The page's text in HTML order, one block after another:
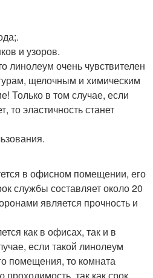
и узоров.
линолеум очень чувствителен
щелочным и химическим
Только в том случае, если
то эластичность станет
в офисном помещении, его
службы составляет около 20
является прочность и
как в офисах, так и в
если такой линолеум
помещения, то комната